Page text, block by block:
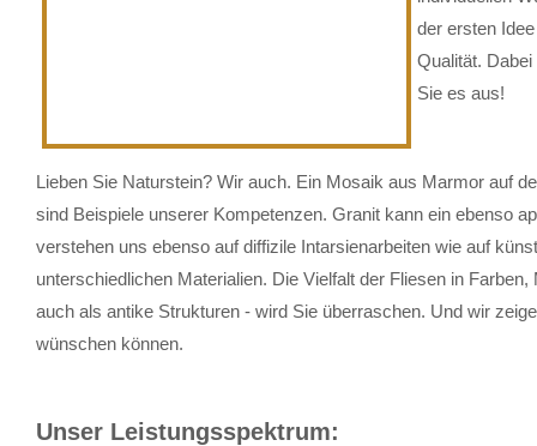
der ersten
Qualität.
Sie es aus!
Lieben Sie Naturstein? Wir auch. Ein Mosaik aus Marmor auf
sind Beispiele unserer Kompetenzen. Granit kann ein ebenso
verstehen uns ebenso auf diffizile Intarsienarbeiten wie auf
unterschiedlichen Materialien. Die Vielfalt der Fliesen in
auch als antike Strukturen - wird Sie überraschen. Und wir
wünschen können.
Unser Leistungsspektrum: